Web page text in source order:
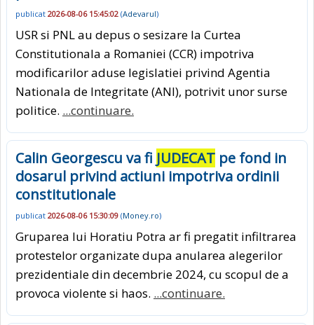
publicat 2026-08-06 15:45:02 (Adevarul)
USR si PNL au depus o sesizare la Curtea
Constitutionala a Romaniei (CCR) impotriva
modificarilor aduse legislatiei privind Agentia
Nationala de Integritate (ANI), potrivit unor surse
politice. ...continuare.
Calin Georgescu va fi JUDECAT pe fond in
dosarul privind actiuni impotriva ordinii
constitutionale
publicat 2026-08-06 15:30:09 (Money.ro)
Gruparea lui Horatiu Potra ar fi pregatit infiltrarea
protestelor organizate dupa anularea alegerilor
prezidentiale din decembrie 2024, cu scopul de a
provoca violente si haos. ...continuare.